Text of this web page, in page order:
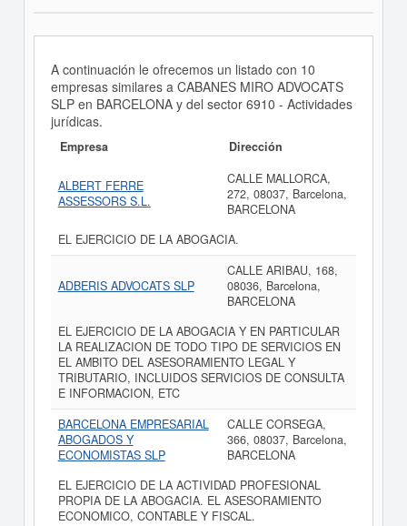
A continuación le ofrecemos un listado con 10
empresas similares a CABANES MIRO ADVOCATS
SLP en BARCELONA y del sector 6910 - Actividades
jurídicas.
Empresa Dirección
ALBERT FERRE
ASSESSORS S.L.
CALLE MALLORCA,
272, 08037, Barcelona,
BARCELONA
EL EJERCICIO DE LA ABOGACIA.
ADBERIS ADVOCATS SLP
CALLE ARIBAU, 168,
08036, Barcelona,
BARCELONA
EL EJERCICIO DE LA ABOGACIA Y EN PARTICULAR
LA REALIZACION DE TODO TIPO DE SERVICIOS EN
EL AMBITO DEL ASESORAMIENTO LEGAL Y
TRIBUTARIO, INCLUIDOS SERVICIOS DE CONSULTA
E INFORMACION, ETC
BARCELONA EMPRESARIAL
ABOGADOS Y
ECONOMISTAS SLP
CALLE CORSEGA,
366, 08037, Barcelona,
BARCELONA
EL EJERCICIO DE LA ACTIVIDAD PROFESIONAL
PROPIA DE LA ABOGACIA. EL ASESORAMIENTO
ECONOMICO, CONTABLE Y FISCAL.